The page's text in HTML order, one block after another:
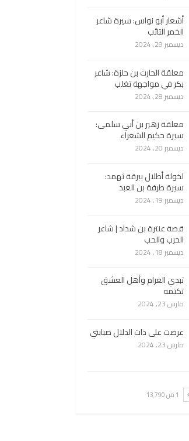
أشعار أبو نواس: سيرة شاعر
الخمر التائب
ديسمبر 29, 2024
معلقة الحارث بن حلزة: شاعر
بكر في مواجهة تغلب
ديسمبر 28, 2024
معلقة زهير بن أبي سلمى:
سيرة حكيم الشعراء
ديسمبر 20, 2024
لخولة أطلال ببرقة ثهمد:
سيرة طرفة بن العبد
ديسمبر 19, 2024
قصة عنترة بن شداد | شاعر
الحرب والحب
ديسمبر 18, 2024
تبدي الغرام وأهل العشق
تكتمه
مارس 23, 2024
عرضت على ذات الدلال صبابتي
مارس 23, 2024
1 من 13٬790